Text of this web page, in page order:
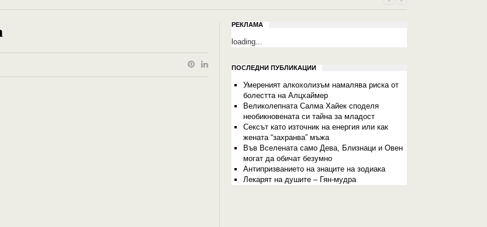
РЕКЛАМА
loading...
ПОСЛЕДНИ ПУБЛИКАЦИИ
Умереният алкохолизъм намалява риска от
болестта на Алцхаймер
Великолепната Салма Хайек споделя
необикновената си тайна за младост
Сексът като източник на енергия или как
жената “захранва” мъжа
Във Вселената само Дева, Близнаци и Овен
могат да обичат безумно
Aнтипризванието на знаците на зодиака
Лекарят на душите – Гян-мудра